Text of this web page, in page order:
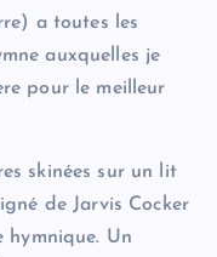
a toutes les
auxquelles je
pour le meilleur
skinées sur un lit
de Jarvis Cocker
hymnique. Un